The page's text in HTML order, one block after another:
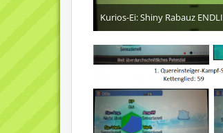
Kurios-Ei: Shiny Rabauz
31.
13